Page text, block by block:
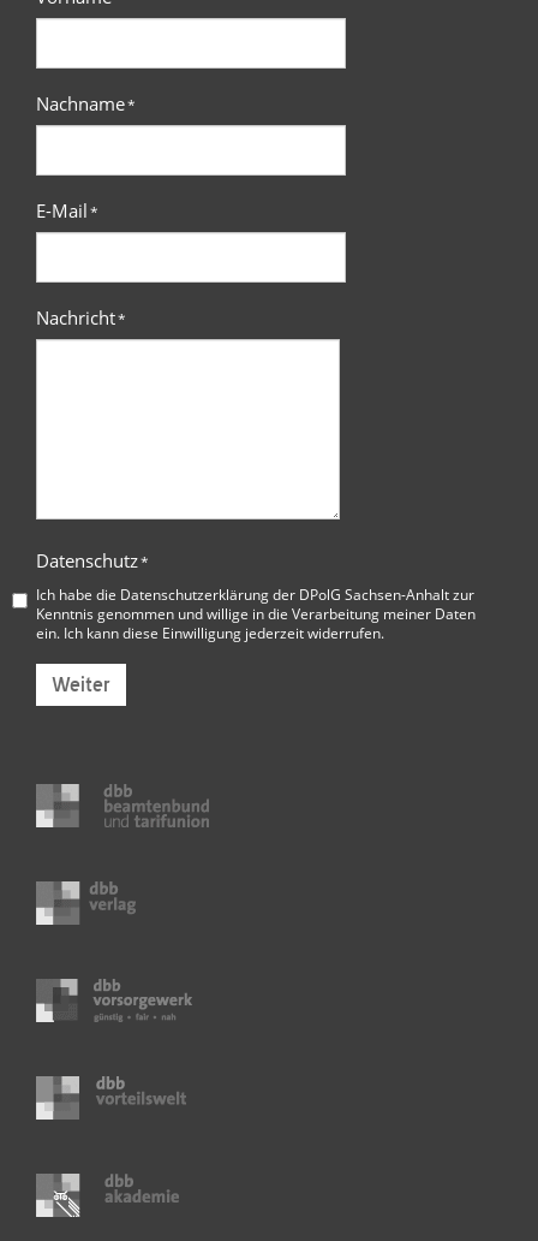
Nachname*
E-Mail*
Nachricht*
Datenschutz*
Ich habe die Datenschutzerklärung der DPolG Sachsen-Anhaltzur
Kenntnis genommen und willige in die Verarbeitung meiner Daten
ein. Ich kann diese Einwilligung jederzeit widerrufen.
Weiter